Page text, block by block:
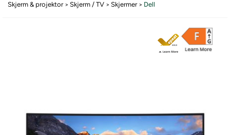
Skjerm & projektor> Skjerm / TV > Skjermer> Dell